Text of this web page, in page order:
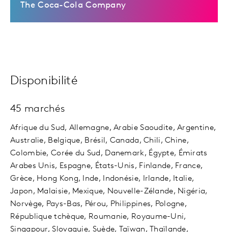
The Coca-Cola Company
Disponibilité
45 marchés
Afrique du Sud, Allemagne, Arabie Saoudite, Argentine,
Australie, Belgique, Brésil, Canada, Chili, Chine,
Colombie, Corée du Sud, Danemark, Égypte, Émirats
Arabes Unis, Espagne, États-Unis, Finlande, France,
Grèce, Hong Kong, Inde, Indonésie, Irlande, Italie,
Japon, Malaisie, Mexique, Nouvelle-Zélande, Nigéria,
Norvège, Pays-Bas, Pérou, Philippines, Pologne,
République tchèque, Roumanie, Royaume-Uni,
Singapour, Slovaquie, Suède, Taïwan, Thaïlande,